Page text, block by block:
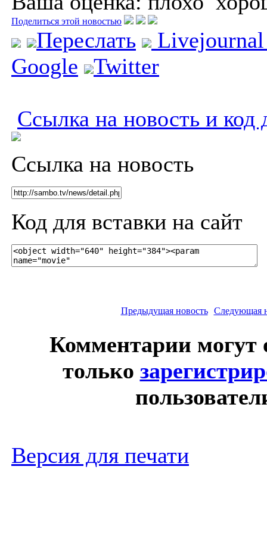
Поделиться этой новостью
Переслать
Google
Twitter
Ссылка на новость и код
Ссылка на новость
Код для вставки на сайт
Предыдущая новость Следующая
Комментарии могут
только
Версия для печати